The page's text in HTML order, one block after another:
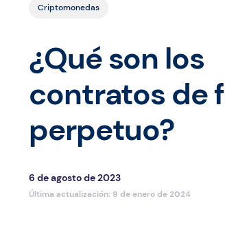
Criptomonedas
¿Qué son los
contratos de
perpetuo?
6 de agosto de 2023
Última actualización: 9 de enero de 2024